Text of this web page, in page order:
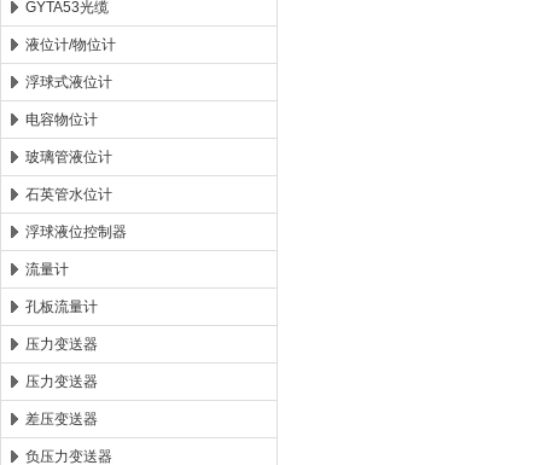
GYTA53光缆
液位计/物位计
浮球式液位计
电容物位计
玻璃管液位计
石英管水位计
浮球液位控制器
流量计
孔板流量计
压力变送器
压力变送器
差压变送器
负压力变送器